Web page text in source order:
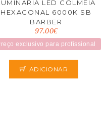
LED COLMEIA
HEXAGONAL 6000K SB
BARBER
97.00€
exclusivo para profissional
ADICIONAR